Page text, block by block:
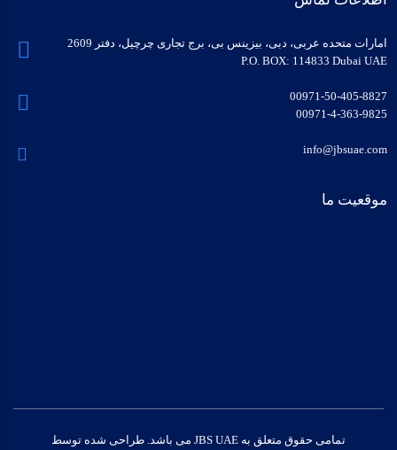
امارات متحده عربی، دبی، بیزینس بی، برج تجاری چرچیل، دفتر 2609
P.O. BOX: 114833 Dubai UAE
00971-50-405-8827
00971-4-363-9825
info@jbsuae.com
موقعیت ما
تمامی حقوق متعلق به JBS UAE می باشد. طراحی شده توسط